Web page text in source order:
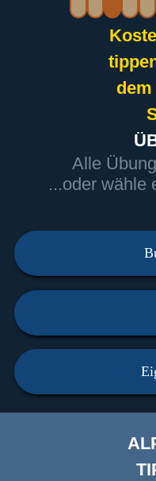
dem
Alle
...oder wähle